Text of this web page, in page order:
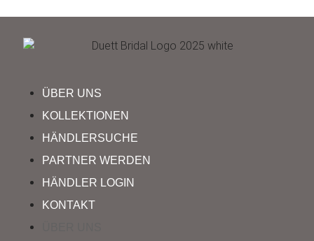
ÜBER UNS
KOLLEKTIONEN
HÄNDLERSUCHE
PARTNER WERDEN
HÄNDLER LOGIN
KONTAKT